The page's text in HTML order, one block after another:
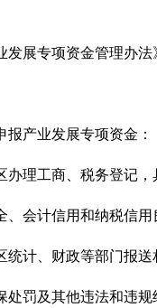
展专项资金管理办
产业发展专项资金：
理工商、税务登记，
会计信用和纳税信用
计、财政等部门报送
罚及其他违法和违规